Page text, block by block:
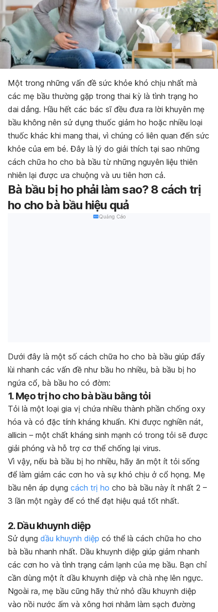
Một trong những vấn đề sức khỏe khó chịu nhất mà
các mẹ bầu thường gặp trong thai kỳ là tình trạng ho
dai dẳng. Hầu hết các bác sĩ đều đưa ra lời khuyên mẹ
bầu không nên sử dụng thuốc giảm ho hoặc nhiều loại
thuốc khác khi mang thai, vì chúng có liên quan đến sức
khỏe của em bé. Đây là lý do giải thích tại sao những
cách chữa ho cho bà bầu từ những nguyên liệu thiên
nhiên lại được ưa chuộng và ưu tiên hơn cả.
Bà bầu bị ho phải làm sao? 8 cách trị
ho cho bà bầu hiệu quả
Quảng Cáo
Dưới đây là một số cách chữa ho cho bà bầu giúp đẩy
lùi nhanh các vấn đề như bầu ho nhiều, bà bầu bị ho
ngứa cổ, bà bầu ho có đờm:
1. Mẹo trị ho cho bà bầu bằng tỏi
Tỏi là một loại gia vị chứa nhiều thành phần chống oxy
hóa và có đặc tính kháng khuẩn. Khi được nghiền nát,
allicin – một chất kháng sinh mạnh có trong tỏi sẽ được
giải phóng và hỗ trợ cơ thể chống lại virus.
Vì vậy, nếu bà bầu bị ho nhiều, hãy ăn một ít tỏi sống
để làm giảm các cơn ho và sự khó chịu ở cổ họng. Mẹ
bầu nên áp dụng cách trị ho cho bà bầu này ít nhất 2 –
3 lần một ngày để có thể đạt hiệu quả tốt nhất.
2. Dầu khuynh diệp
Sử dụng dầu khuynh diệp có thể là cách chữa ho cho
bà bầu nhanh nhất. Dầu khuynh diệp giúp giảm nhanh
các cơn ho và tình trạng cảm lạnh của mẹ bầu. Bạn chỉ
cần dùng một ít dầu khuynh diệp và chà nhẹ lên ngực.
Ngoài ra, mẹ bầu cũng hãy thử nhỏ dầu khuynh diệp
vào nồi nước ấm và xông hơi nhằm làm sạch đường